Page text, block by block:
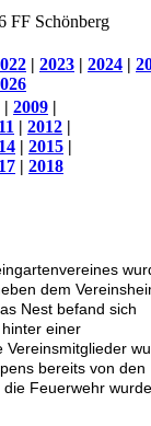
FF Schönberg
| 2023 | 2024 |
| 2009 |
| 2012 |
| 2015 |
| 2018
dem
Nest befand sich
einer
Vereinsmitglieder
bereits von den
Feuerwehr